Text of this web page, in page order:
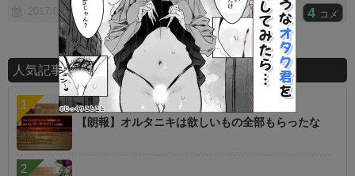
2017/08/09 4 コメ
人気記事ランキング
【朗報】オルタニキは欲しいもの全部もらったな